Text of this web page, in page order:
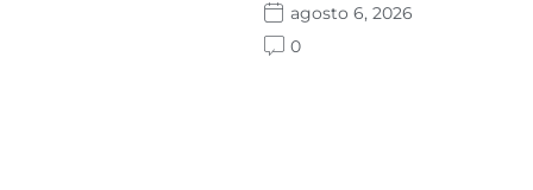
agosto 6, 2026
0